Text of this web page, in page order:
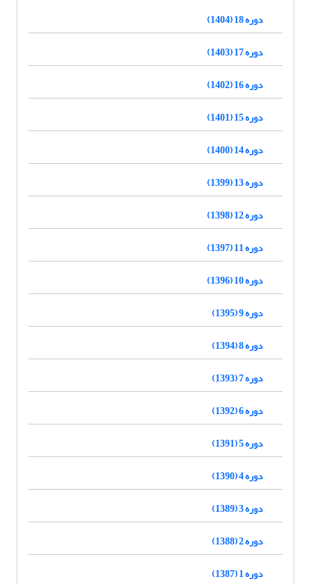
دوره 18 (1404)
دوره 17 (1403)
دوره 16 (1402)
دوره 15 (1401)
دوره 14 (1400)
دوره 13 (1399)
دوره 12 (1398)
دوره 11 (1397)
دوره 10 (1396)
دوره 9 (1395)
دوره 8 (1394)
دوره 7 (1393)
دوره 6 (1392)
دوره 5 (1391)
دوره 4 (1390)
دوره 3 (1389)
دوره 2 (1388)
دوره 1 (1387)